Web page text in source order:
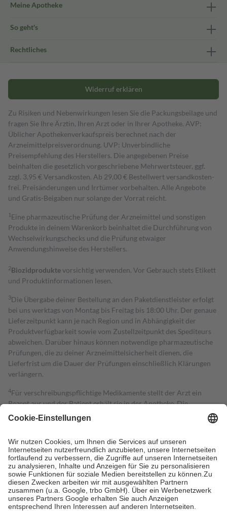
Meine Apotheke
So geht's
Rechtliches
Widerruf erklären
Zu Risiken und Nebenwirkungen lesen Sie die Packungsbeilage und
fragen Sie Ihre Ärztin, Ihren Arzt oder in Ihrer Apotheke. AVP:
Üblicher Apothekenverkaufspreis berechnet nach der
Arzneimittelpreisverordnung. UVP: Unverbindliche
Preisempfehlung des Herstellers. Die angegebenen Preise
beinhalten die gesetzlich vorgeschriebene Mehrwertsteuer, ggf.
zzgl. 3,95 € Versandkosten. Ab 29,00 € Bestell­wert versand­kosten­
frei. Preisänderungen und Irrtümer vorbehalten. Alle Angebote
und Gratis-Beigaben nur solange der Vorrat reicht.
1 Eine pharmazeutische Prüfung der Arzneimittel und sonstigen
Produkte in deinem Warenkorb beinhaltet die Durchführung von
Wechselwirkungschecks und die Prüfung etwaiger
Anwendungshinweise des Herstellers.
2Biozidproduktevorsichtig verwenden. Vor Gebrauch stets Etikett
und Produktinformationen lesen.
3Die Übergabe deiner Bestellung an den Paketdienstleister erfolgt
bei uns werktags von Montag bis Freitag bis 18:00 Uhr. Der genaue
Lieferzeitpunkt kann je nach Region und in Abhängigkeit der
Produktverfügbarkeit sowie vom Zustellzeitpunkt des Spediteurs
abweichen. Darüber hinaus können notwendige pharmazeutische
Prüfungen, die zu deiner Arzneimittelsicherheit dienen, die
Lieferfrist um die Dauer der Prüfungen einschließlich Klärungen
verlängern.
4Für verschreibungspflichtige Medikamente stellt der Arzt ein
Rezept aus und der Patient erhält sie in der Apotheke. Die
gesetzliche Krankenversicherung übernimmt in der Regel die
Kosten dafür, der Versicherte trägt einen Teil davon als Zuzahlung
Grundsätzlich leisten Mitglieder Zuzahlungen in Höhe von zehn
Prozent des Abgabepreises,mindestens jedochfünf Euround
höchstens zehn Euro.Es sind jedoch nie mehr als die tatsächlichen
Kosten der Leistung zu entrichten.
Diese Regeln gelten grundsätzlich auch für Online-Apotheken.
Bei Heilmitteln und häuslicher Krankenpflege beträgt die